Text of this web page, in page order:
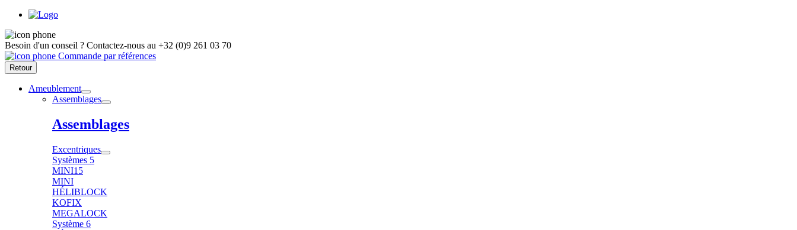
Besoin d'un conseil ? Contactez-nous au +32 (0)9 261 03 70
Commande par références
Retour
Ameublement
Assemblages
Assemblages
Excentriques
Systèmes 5
MINI15
MINI
HÉLIBLOCK
KOFIX
MEGALOCK
Système 6